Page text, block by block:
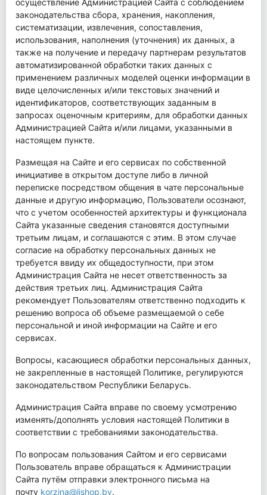
осуществление Администрацией Сайта с соблюдением
законодательства сбора, хранения, накопления,
систематизации, извлечения, сопоставления,
использования, наполнения (уточнения) их данных, а
также на получение и передачу партнерам результатов
автоматизированной обработки таких данных с
применением различных моделей оценки информации в
виде целочисленных и/или текстовых значений и
идентификаторов, соответствующих заданным в
запросах оценочным критериям, для обработки данных
Администрацией Сайта и/или лицами, указанными в
настоящем пункте.
Размещая на Сайте и его сервисах по собственной
инициативе в открытом доступе либо в личной
переписке посредством общения в чате персональные
данные и другую информацию, Пользователи осознают,
что с учетом особенностей архитектуры и функционала
Сайта указанные сведения становятся доступными
третьим лицам, и соглашаются с этим. В этом случае
согласие на обработку персональных данных не
требуется ввиду их общедоступности, при этом
Администрация Сайта не несет ответственность за
действия третьих лиц. Администрация Сайта
рекомендует Пользователям ответственно подходить к
решению вопроса об объеме размещаемой о себе
персональной и иной информации на Сайте и его
сервисах.
Вопросы, касающиеся обработки персональных данных,
не закрепленные в настоящей Политике, регулируются
законодательством Республики Беларусь.
Администрация Сайта вправе по своему усмотрению
изменять/дополнять условия настоящей Политики в
соответствии с требованиями законодательства.
По вопросам пользования Сайтом и его сервисами
Пользователь вправе обращаться к Администрации
Сайта путём отправки электронного письма на
почту korzina@lishop.by.